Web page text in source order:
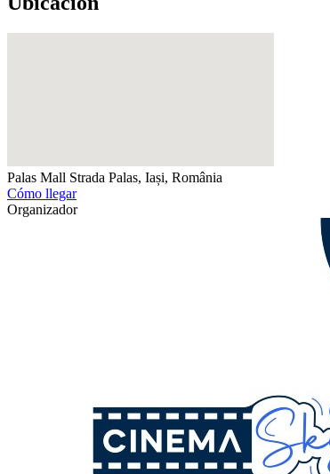
Palas Mall Strada Palas, Iași, România
Cómo llegar
Organizador